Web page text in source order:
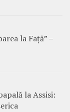
la Față” –
la Assisi: